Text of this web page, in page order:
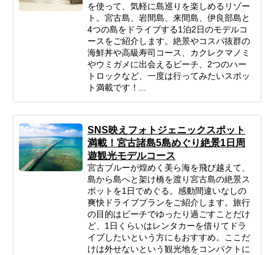
を使って、気軽に島巡りを楽しめるリゾー
ト。宮古島、岩間島、来間島、伊良部島と
4つの島をドライブする1泊2日のモデルコ
ースをご紹介します。絶景やコスパ抜群の
海鮮丼や高級寿司コース、カクレクマノミ
やウミガメに出会えるビーチ、2つのハー
トロックなど、一度は行ってみたいスポッ
ト満載です！...
SNS映えフォトジェニックスポット
満載！宮古諸島5島めぐり絶景1日周
遊観光モデルコース
宮古ブルーが煌めく美ら海を飛び越えて、
島から島へと架け橋を渡り宮古島の絶景ス
ポットを1日でめぐる。感動間違いなしの
爽快ドライブプランをご紹介します。旅行
の目的はビーチでゆったり過ごすことだけ
ど、1日くらいはレンタカーを借りてドラ
イブしたいという方にもおすすめ。ここだ
けは外せないという観光地をコンパクトに